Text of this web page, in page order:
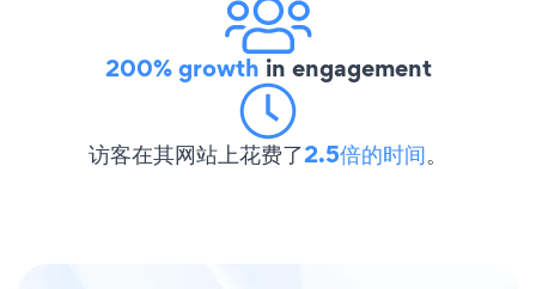
200% growth in engagement
访客在其网站上花费了2.5倍的时间。